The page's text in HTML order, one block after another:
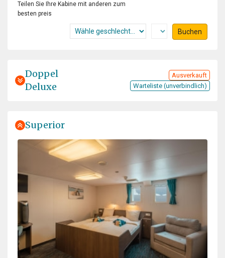
Teilen Sie Ihre Kabine mit anderen zum
besten preis
Buchen
Doppel
Deluxe
Ausverkauft
Warteliste (unverbindlich)
Superior